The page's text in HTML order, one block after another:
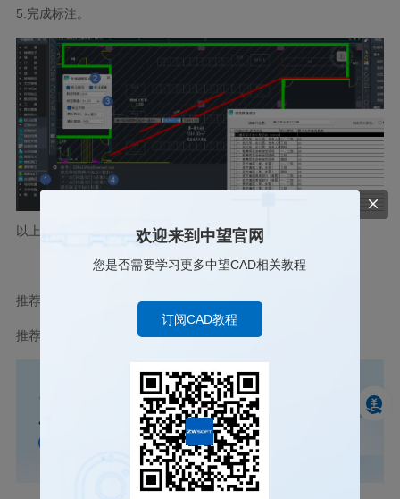
5.完成标注。
以上就是本篇文章的全部内容，希望对你有所帮助！
推荐阅读：
推荐阅读： 三维CAD鼠标缩放方式怎么设置与其他软件一致
欢迎来到中望官网
您是否需要学习更多中望CAD相关教程
订阅CAD教程